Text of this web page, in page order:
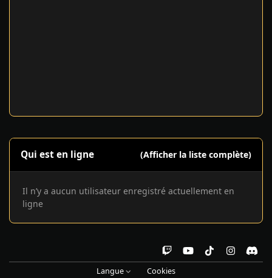
Qui est en ligne (Afficher la liste complète)
Il n’y a aucun utilisateur enregistré actuellement en
ligne
w
o
i
n
d
i
Langue Cookies